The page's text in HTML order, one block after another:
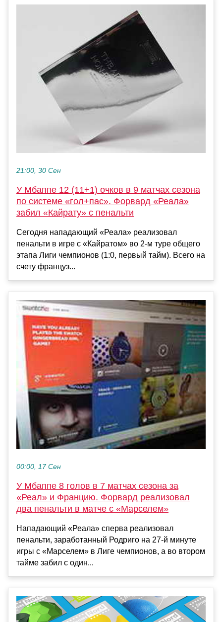
21:00, 30 Сен
У Мбаппе 12 (11+1) очков в 9 матчах сезона
по системе «гол+пас». Форвард «Реала»
забил «Кайрату» с пенальти
Сегодня нападающий «Реала» реализовал
пенальти в игре с «Кайратом» во 2-м туре общего
этапа Лиги чемпионов (1:0, первый тайм). Всего на
счету француз...
00:00, 17 Сен
У Мбаппе 8 голов в 7 матчах сезона за
«Реал» и Францию. Форвард реализовал
два пенальти в матче с «Марселем»
Нападающий «Реала» сперва реализовал
пенальти, заработанный Родриго на 27-й минуте
игры с «Марселем» в Лиге чемпионов, а во втором
тайме забил с один...